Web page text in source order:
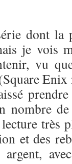
dont la
je vois
vu
Enix
nombre
très
et des